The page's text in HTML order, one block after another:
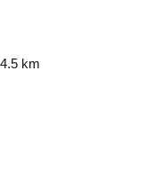
4.5 km